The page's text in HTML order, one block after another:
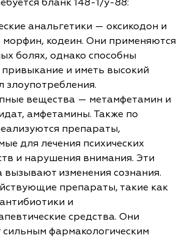
анальгетики — оксикодон и
морфин, кодеин. Они применяются
болях, однако способны
и иметь высокий
злоупотребления.
вещества — метамфетамин и
амфетамины. Также по
препараты,
для лечения психических
и нарушения внимания. Эти
вызывают изменения сознания.
препараты, такие как
и
средства. Они
фармакологическим